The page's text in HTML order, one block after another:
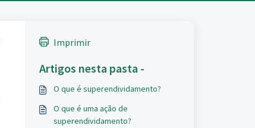
Imprimir
Artigos nesta pasta -
O que é superendividamento?
O que é uma ação de
superendividamento?